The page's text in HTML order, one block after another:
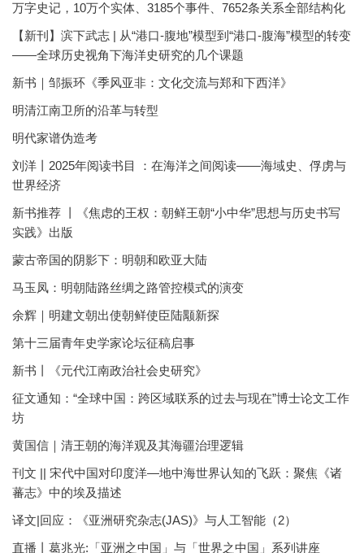
万字史记，10万个实体、3185个事件、7652条关系全部结构化
【新刊】滨下武志 | 从“港口-腹地”模型到“港口-腹海”模型的转变
——全球历史视角下海洋史研究的几个课题
新书｜邹振环《季风亚非：文化交流与郑和下西洋》
明清江南卫所的沿革与转型
明代家谱伪造考
刘洋丨2025年阅读书目 ：在海洋之间阅读——海域史、俘虏与
世界经济
新书推荐 丨《焦虑的王权：朝鲜王朝“小中华”思想与历史书写
实践》出版
蒙古帝国的阴影下：明朝和欧亚大陆
马玉凤：明朝陆路丝绸之路管控模式的演变
余辉｜明建文朝出使朝鲜使臣陆颙新探
第十三届青年史学家论坛征稿启事
新书丨《元代江南政治社会史研究》
征文通知：“全球中国：跨区域联系的过去与现在”博士论文工作
坊
黄国信｜清王朝的海洋观及其海疆治理逻辑
刊文 || 宋代中国对印度洋—地中海世界认知的飞跃：聚焦《诸
蕃志》中的埃及描述
译文|回应：《亚洲研究杂志(JAS)》与人工智能（2）
直播丨葛兆光:「亚洲之中国」与「世界之中国」系列讲座